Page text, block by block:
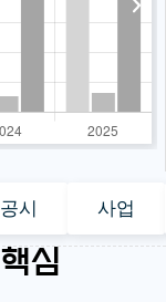
공시 사업
핵심